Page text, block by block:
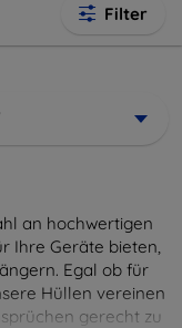
Filter
an hochwertigen
Ihre Geräte bieten,
Egal ob für
Hüllen vereinen
gerecht zu